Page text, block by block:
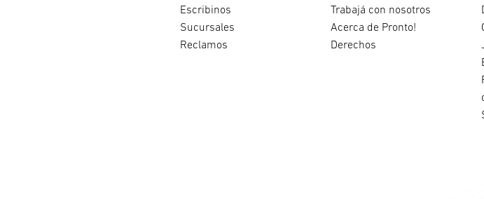
Escribinos
Sucursales
Reclamos
Trabajá con nosotros
Acerca de Pronto!
Derechos